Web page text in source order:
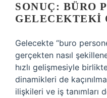
SONUÇ: BÜRO
GELECEKTEKI
Gelecekte “buro
gerçekten nasıl
hızlı gelişmesiyle
dinamikleri de
ilişkileri ve iş tanımları